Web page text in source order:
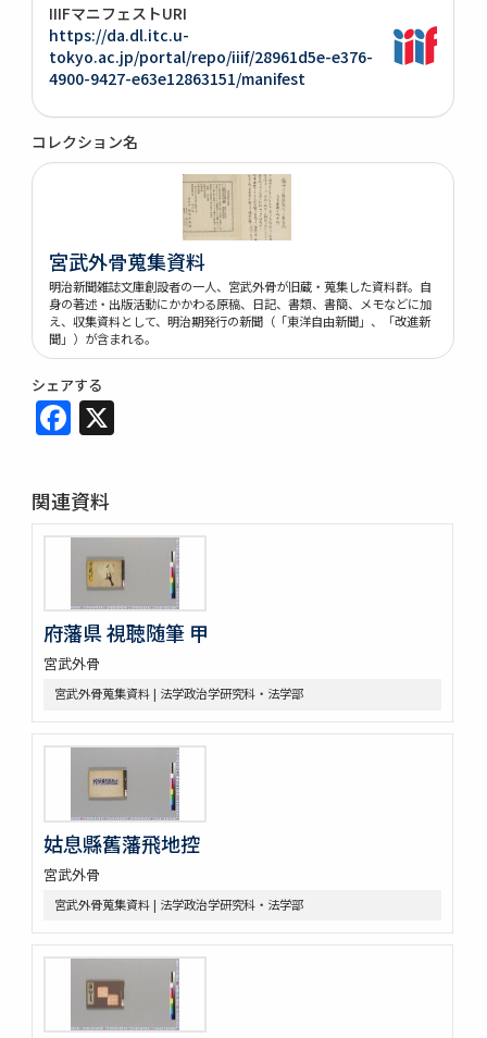
IIIFマニフェストURI
https://da.dl.itc.u-
tokyo.ac.jp/portal/repo/iiif/28961d5e-e376-
4900-9427-e63e12863151/manifest
コレクション名
宮武外骨蒐集資料
明治新聞雑誌文庫創設者の一人、宮武外骨が旧蔵・蒐集した資料群。自
身の著述・出版活動にかかわる原稿、日記、書類、書簡、メモなどに加
え、収集資料として、明治期発行の新聞（「東洋自由新聞」、「改進新
聞」）が含まれる。
シェアする
Facebook
関連資料
府藩県 視聴随筆 甲
宮武外骨
宮武外骨蒐集資料 | 法学政治学研究科・法学部
姑息縣舊藩飛地控
宮武外骨
宮武外骨蒐集資料 | 法学政治学研究科・法学部